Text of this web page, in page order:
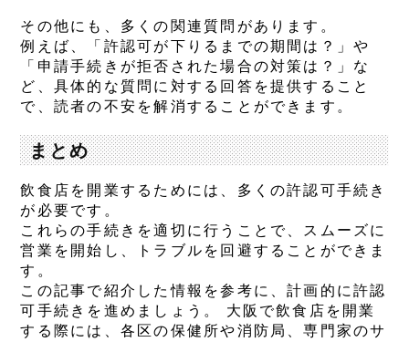
その他にも、多くの関連質問があります。
例えば、「許認可が下りるまでの期間は？」や
「申請手続きが拒否された場合の対策は？」な
ど、具体的な質問に対する回答を提供すること
で、読者の不安を解消することができます。
まとめ
飲食店を開業するためには、多くの許認可手続き
が必要です。
これらの手続きを適切に行うことで、スムーズに
営業を開始し、トラブルを回避することができま
す。
この記事で紹介した情報を参考に、計画的に許認
可手続きを進めましょう。 大阪で飲食店を開業
する際には、各区の保健所や消防局、専門家のサ